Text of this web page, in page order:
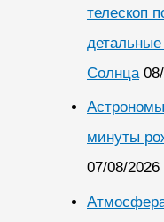
телескоп
Солнца
минуты
07/08/2026